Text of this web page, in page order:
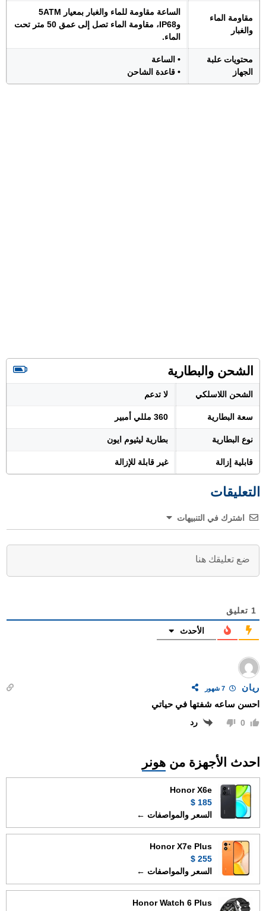
مقاومة الماء
والغبار
الساعة مقاومة للماء والغبار بمعيار 5ATM
وIP68، مقاومة الماء تصل إلى عمق 50 متر تحت
الماء.
محتويات علبة
الجهاز
• الساعة
• قاعدة الشاحن
الشحن والبطارية
الشحن اللاسلكي لا تدعم
سعة البطارية 360 مللي أمبير
نوع البطارية بطارية ليثيوم ايون
قابلية إزالة غير قابلة للإزالة
التعليقات
اشترك في التنبيهات
1 تعليق
الأحدث
ريان
احسن ساعه شفتها في حياتي
0 رد
احدث الأجهزة من هونر
Honor X6e
185 $
السعر والمواصفات ←
Honor X7e Plus
255 $
السعر والمواصفات ←
Honor Watch 6 Plus